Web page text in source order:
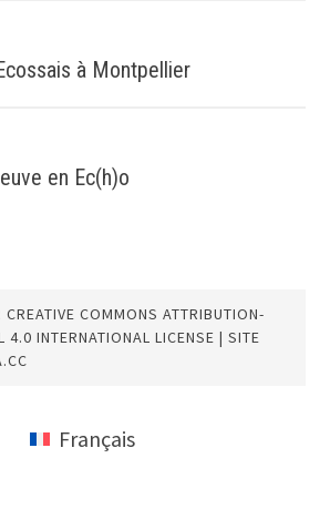
à Montpellier
en Ec(h)o
CREATIVE COMMONS ATTRIBUTION-
4.0 INTERNATIONAL LICENSE| SITE
Français